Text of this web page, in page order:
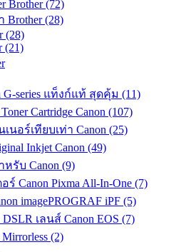
Brother (72)
Brother (28)
(28)
(21)
G-series แท็งก์แท้ สุดคุ้ม (11)
Cartridge Canon (107)
นอร์เทียบเท่า Canon (25)
Inkjet Canon (49)
หรับ Canon (9)
ร์ Canon Pixma All-In-One (7)
imagePROGRAF iPF (5)
เลนส์ Canon EOS (7)
(2)